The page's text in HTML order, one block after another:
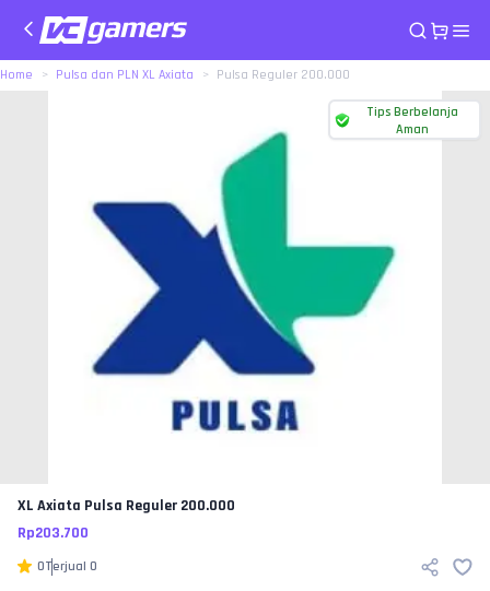
Home Pulsa dan PLN XL Axiata Pulsa Reguler 200.000
Tips Berbelanja
Aman
XL Axiata Pulsa Reguler 200.000
Rp203.700
0Terjual 0